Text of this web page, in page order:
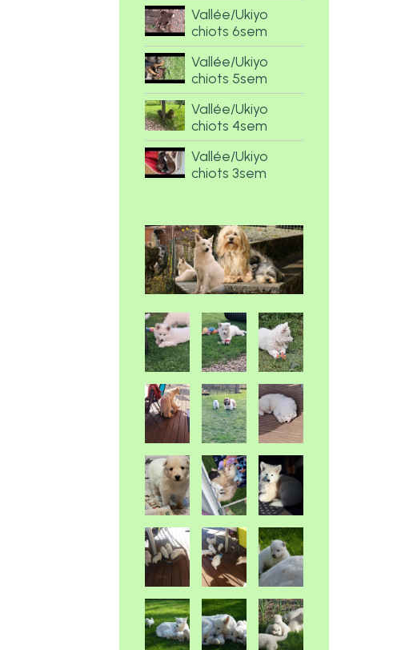
Vallée/Ukiyo
chiots 6sem
Vallée/Ukiyo
chiots 5sem
Vallée/Ukiyo
chiots 4sem
Vallée/Ukiyo
chiots 3sem